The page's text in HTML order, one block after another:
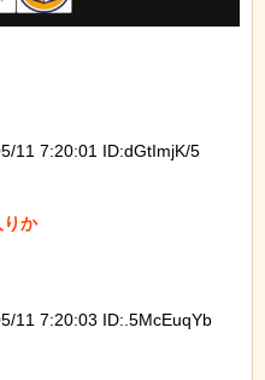
11 7:20:01 ID:dGtImjK/5
りか
11 7:20:03 ID:.5McEuqYb